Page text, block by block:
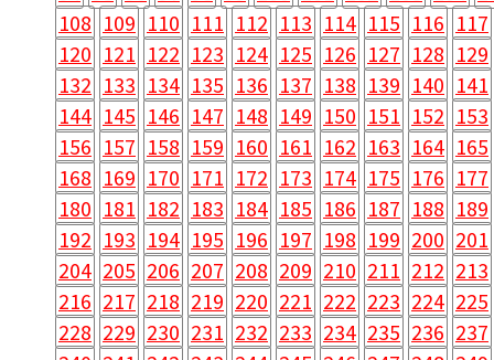
108 109 110 111 112 113 114 115 116 117
120 121 122 123 124 125 126 127 128 129
132 133 134 135 136 137 138 139 140 141
144 145 146 147 148 149 150 151 152 153
156 157 158 159 160 161 162 163 164 165
168 169 170 171 172 173 174 175 176 177
180 181 182 183 184 185 186 187 188 189
192 193 194 195 196 197 198 199 200 201
204 205 206 207 208 209 210 211 212 213
216 217 218 219 220 221 222 223 224 225
228 229 230 231 232 233 234 235 236 237